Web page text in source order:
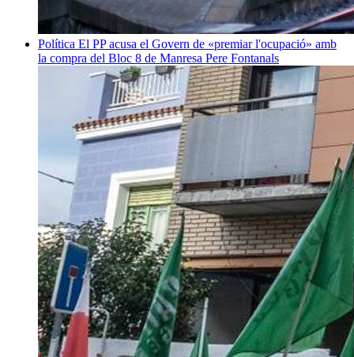
Política El PP acusa el Govern de «premiar l'ocupació» amb
la compra del Bloc 8 de Manresa Pere Fontanals